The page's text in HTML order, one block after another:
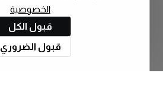
الخصوصية
قبول الكل
قبول الضروري